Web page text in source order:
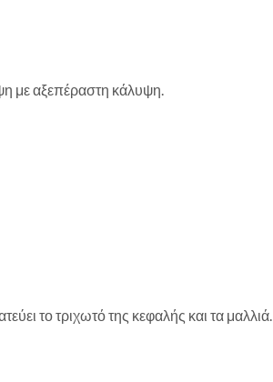
με αξεπέραστη κάλυψη.
το τριχωτό της κεφαλής και τα μαλλιά.